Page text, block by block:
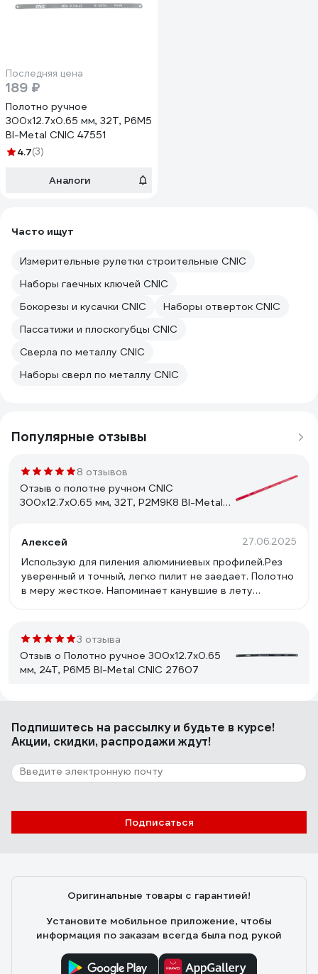
Последняя цена
189 ₽
Полотно ручное
300x12.7x0.65 мм, 32Т, Р6М5
BI-Metal CNIC 47551
4.7(3)
Аналоги
Часто ищут
Измерительные рулетки строительные CNIC
Наборы гаечных ключей CNIC
Бокорезы и кусачки CNIC
Наборы отверток CNIC
Пассатижи и плоскогубцы CNIC
Сверла по металлу CNIC
Наборы сверл по металлу CNIC
Популярные отзывы
8 отзывов
Отзыв о полотне ручном CNIC
300x12.7x0.65 мм, 32Т, Р2М9К8 BI-Metal
Алексей
27.06.2025
Использую для пиления алюминиевых профилей.Рез
уверенный и точный, легко пилит не заедает. Полотно
в меру жесткое. Напоминает канувшие в лету
3 отзыва
Отзыв о Полотно ручное 300x12.7x0.65
мм, 24Т, Р6М5 BI-Metal CNIC 27607
Пилит хром молибденовую сталь. Из ударной головки
на 41 (толщина металла 11 мм) выпилил ступичный ключ
Отзыв о полотне CNIC 300x12.7x0.65 мм,
14Т, Р6М5 BI-Metal 59610
олег к. 17.03.2025
Качественный металл.
Подпишитесь на рассылкуи будьте в курсе!
Акции, скидки, распродажи ждут!
Подписаться
Оригинальные товары с гарантией!
Установите мобильное приложение, чтобы
информация по заказам всегда была под рукой